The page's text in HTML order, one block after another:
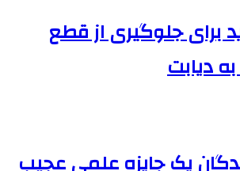
برای جلوگیری از قطع
دیابت
یک جایزه علمی عجیب